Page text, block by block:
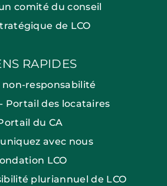
comité du conseil
de LCO
RAPIDES
non-responsabilité
Portail des locataires
du CA
avec nous
LCO
pluriannuel de LCO